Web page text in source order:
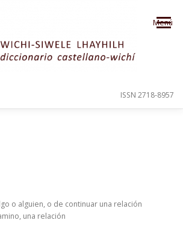
Menú
ISSN 2718-8957
o alguien, o de continuar una relación
una relación